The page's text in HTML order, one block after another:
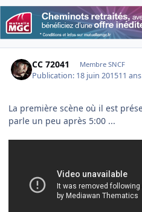
CC 72041 Membre SNCF
Publication: 18 juin 201511 ans
La première scène où il est
parle un peu après 5:00 ...